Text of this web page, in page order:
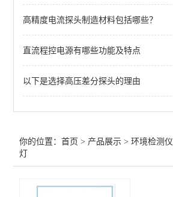
高强度紫外线灯
气体检测仪
查看全部 >>
高精度电流探头制造材料包括哪些？
直流程控电源有哪些功能及特点
以下是选择高压差分探头的理由
你的位置：首页 > 产品展示 >环境检测仪
灯